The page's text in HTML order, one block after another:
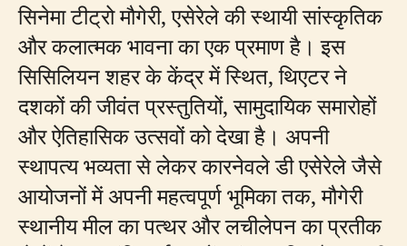
सिनेमा टीट्रो मौगेरी, एसेरेले की स्थायी सांस्कृतिक
और कलात्मक भावना का एक प्रमाण है। इस
सिसिलियन शहर के केंद्र में स्थित, थिएटर ने
दशकों की जीवंत प्रस्तुतियों, सामुदायिक समारोहों
और ऐतिहासिक उत्सवों को देखा है। अपनी
स्थापत्य भव्यता से लेकर कारनेवले डी एसेरेले जैसे
आयोजनों में अपनी महत्वपूर्ण भूमिका तक, मौगेरी
स्थानीय मील का पत्थर और लचीलेपन का प्रतीक